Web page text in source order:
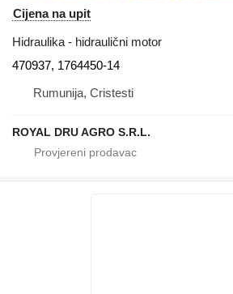
Cijena na upit
Hidraulika - hidraulični motor
470937, 1764450-14
Rumunija, Cristesti
ROYAL DRU AGRO S.R.L.